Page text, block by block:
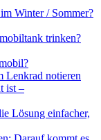
Winter / Sommer?
trinken?
Lenkrad notieren
ist –
Lösung einfacher,